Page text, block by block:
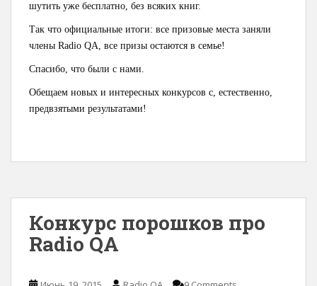
шутить уже бесплатно, без всяких книг.
Так что официальные итоги: все призовые места заняли
члены Radio QA, все призы остаются в семье!
Спасибо, что были с нами.
Обещаем новых и интересных конкурсов с, естественно,
предвзятыми результатами!
Конкурс порошков про
Radio QA